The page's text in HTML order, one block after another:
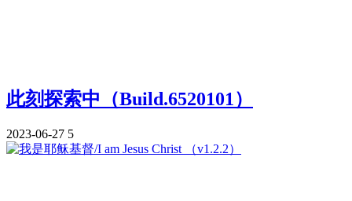
此刻探索中（Build.6520101）
2023-06-27 5